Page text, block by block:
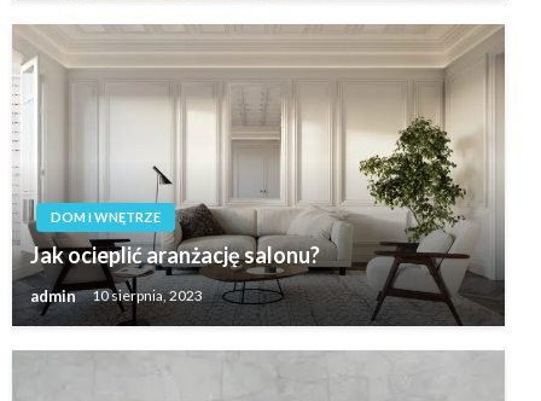
DOM I WNĘTRZE
Jak ocieplić aranżację salonu?
admin 10 sierpnia, 2023